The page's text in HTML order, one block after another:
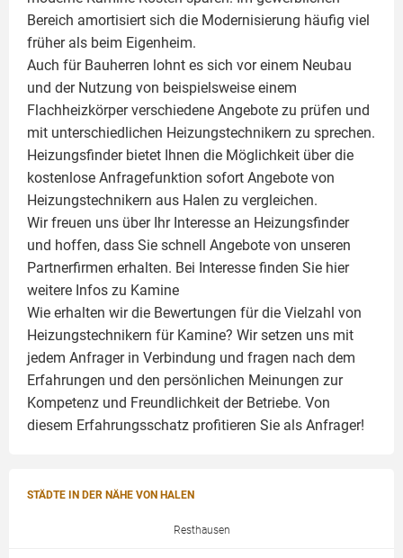
Bereich amortisiert sich die Modernisierung häufig viel
früher als beim Eigenheim.
Auch für Bauherren lohnt es sich vor einem Neubau
und der Nutzung von beispielsweise einem
Flachheizkörperverschiedene Angebote zu prüfen und
mit unterschiedlichen Heizungstechnikern zu sprechen.
Heizungsfinder bietet Ihnen die Möglichkeit über die
kostenlose Anfragefunktion sofort Angebote von
Heizungstechnikern aus Halen zu vergleichen.
Wir freuen uns über Ihr Interesse an Heizungsfinder
und hoffen, dass Sie schnell Angebote von unseren
Partnerfirmen erhalten. Bei Interesse finden Sie hier
weitere Infos zu Kamine
Wie erhalten wir die Bewertungen für die Vielzahl von
Heizungstechnikern für Kamine? Wir setzen uns mit
jedem Anfrager in Verbindung und fragen nach dem
Erfahrungen und den persönlichen Meinungen zur
Kompetenz und Freundlichkeit der Betriebe. Von
diesem Erfahrungsschatz profitieren Sie als Anfrager!
STÄDTE IN DER NÄHE VON HALEN
Resthausen